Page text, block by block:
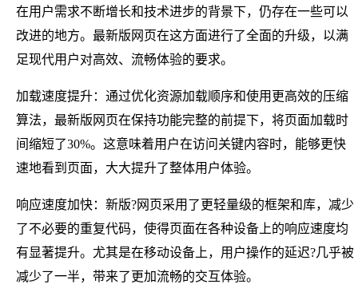
在用户需求不断增长和技术进步的背景下，仍存在一些可以
改进的地方。最新版网页在这方面进行了全面的升级，以满
足现代用户对高效、流畅体验的要求。
加载速度提升：通过优化资源加载顺序和使用更高效的压缩
算法，最新版网页在保持功能完整的前提下，将页面加载时
间缩短了30%。这意味着用户在访问关键内容时，能够更快
速地看到页面，大大提升了整体用户体验。
响应速度加快：新版?网页采用了更轻量级的框架和库，减少
了不必要的重复代码，使得页面在各种设备上的响应速度均
有显著提升。尤其是在移动设备上，用户操作的延迟?几乎被
减少了一半，带来了更加流畅的交互体验。